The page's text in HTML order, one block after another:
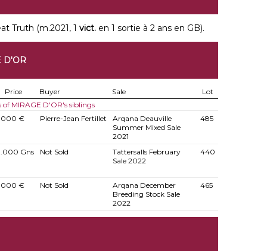
Truth (m.2021, 1 vict. en 1 sortie à 2 ans en GB).
D'OR
Price Buyer Sale
Lot
of MIRAGE D'OR's siblings
€ Pierre-Jean Fertillet
Arqana Deauville
Summer Mixed Sale
2021
485
Gns Not Sold
Tattersalls February
Sale 2022
440
€ Not Sold
Arqana December
Breeding Stock Sale
2022
465